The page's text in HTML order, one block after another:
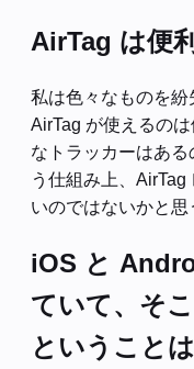
AirTag は便利
私は色々なものを紛
AirTag が使えるの
なトラッカーはあ
う仕組み上、
いのではないかと思
iOS と
ていて、そ
ということ